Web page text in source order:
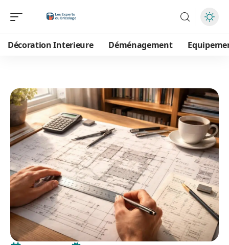
Décoration Interieure Déménagement